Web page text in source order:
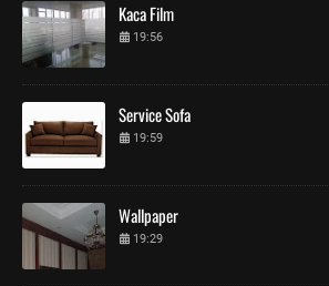
Kaca Film
19:56
Service Sofa
19:59
Wallpaper
19:29